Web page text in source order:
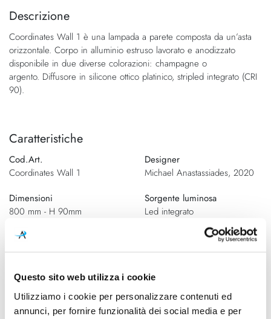
Questo sito web utilizza i cookie
Utilizziamo i cookie per personalizzare contenuti ed
annunci, per fornire funzionalità dei social media e per
fine
galleria
di
immagini
della
di
immagini
Descrizione
Coordinates Wall 1 è una lampada a parete composta da un’asta
orizzontale. Corpo in alluminio estruso lavorato e anodizzato
disponibile in due diverse colorazioni: champagne o
argento. Diffusore in silicone ottico platinico, stripled integrato (CRI
90).
Caratteristiche
Cod.Art.
Coordinates Wall 1
Designer
Michael Anastassiades, 2020
Dimensioni
800 mm - H 90mm
Sorgente luminosa
Led integrato
Potenza e attacco
15W - 2700K - 962Lm - CRI90
On/Off
Classe energetica